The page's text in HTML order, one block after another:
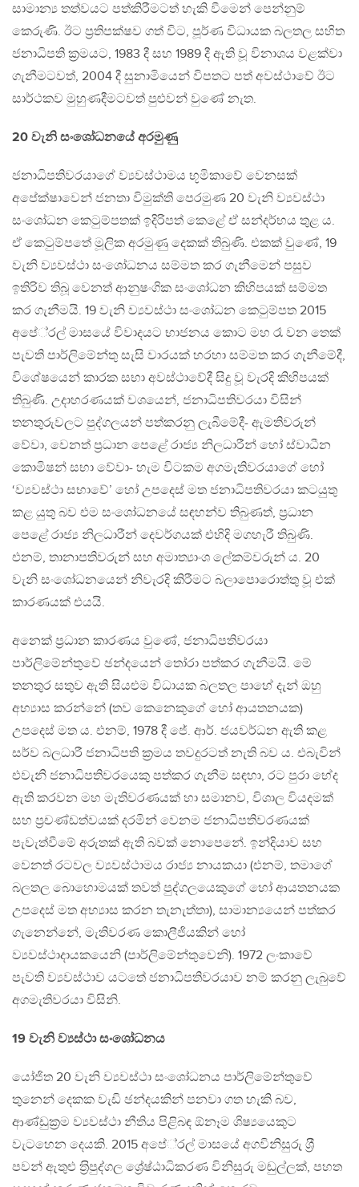
සාමාන්‍ය තත්වයට පත්කිරීමටත් හැකි වීමෙන් පෙන්නුම්
කෙරුණි. ඊට ප‍්‍රතිපක්ෂව ගත් විට, පූර්ණ විධායක බලතල සහිත
ජනාධිපති ක‍්‍රමයට, 1983 දී සහ 1989 දී ඇති වූ විනාශය වළක්වා
ගැනීමටවත්, 2004 දී සුනාමියෙන් විපතට පත් අවස්ථාවේ ඊට
සාර්ථකව මුහුණදීමටවත් පුළුවන් වුණේ නැත.
20 වැනි සංශෝධනයේ අරමුණු
ජනාධිපතිවරයාගේ ව්‍යවස්ථාමය භූමිකාවේ වෙනසක්
අපේක්ෂාවෙන් ජනතා විමුක්ති පෙරමුණ 20 වැනි ව්‍යවස්ථා
සංශෝධන කෙටුම්පතක් ඉදිරිපත් කෙළේ ඒ සන්දර්භය තුළ ය.
ඒ කෙටුම්පතේ මූලික අරමුණු දෙකක් තිබුණි. එකක් වුණේ, 19
වැනි ව්‍යවස්ථා සංශෝධනය සම්මත කර ගැනීමෙන් පසුව
ඉතිරිව තිබූ වෙනත් ආනුෂංගික සංශෝධන කිහිපයක් සම්මත
කර ගැනීමයි. 19 වැනි ව්‍යවස්ථා සංශෝධන කෙටුම්පත 2015
අපේ‍්‍රල් මාසයේ විවාදයට භාජනය කොට මහ රෑ වන තෙක්
පැවති පාර්ලිමේන්තු සැසි වාරයක් හරහා සම්මත කර ගැනීමේදී,
විශේෂයෙන් කාරක සභා අවස්ථාවේදී සිදු වූ වැරදි කිහිපයක්
තිබුණි. උදාහරණයක් වශයෙන්, ජනාධිපතිවරයා විසින්
තනතුරුවලට පුද්ගලයන් පත්කරනු ලැබීමේදී- ඇමතිවරුන්
වේවා, වෙනත් ප‍්‍රධාන පෙළේ රාජ්‍ය නිලධාරීන් හෝ ස්වාධීන
කොමිෂන් සභා වේවා- හැම විටකම අගමැතිවරයාගේ හෝ
‘ව්‍යවස්ථා සභාවේ’ හෝ උපදෙස් මත ජනාධිපතිවරයා කටයුතු
කළ යුතු බව එම සංශෝධනයේ සඳහන්ව තිබුණත්, ප‍්‍රධාන
පෙළේ රාජ්‍ය නිලධාරීන් දෙවර්ගයක් එහිදි මගහැරී තිබුණි.
එනම්, තානාපතිවරුන් සහ අමාත්‍යාංශ ලේකම්වරුන් ය. 20
වැනි සංශෝධනයෙන් නිවැරදි කිරීමට බලාපොරොත්තු වූ එක්
කාරණයක් එයයි.
අනෙක් ප‍්‍රධාන කාරණය වුණේ, ජනාධිපතිවරයා
පාර්ලිමේන්තුවේ ඡන්දයෙන් තෝරා පත්කර ගැනීමයි. මේ
තනතුර සතුව ඇති සියළුම විධායක බලතල පාහේ දැන් ඔහු
අභ්‍යාස කරන්නේ (තව කෙනෙකුගේ හෝ ආයතනයක)
උපදෙස් මත ය. එනම්, 1978 දී ජේ. ආර්. ජයවර්ධන ඇති කළ
සර්ව බලධාරී ජනාධිපති ක‍්‍රමය තවදුරටත් නැති බව ය. එබැවින්
එවැනි ජනාධිපතිවරයෙකු පත්කර ගැනීම සඳහා, රට පුරා භේද
ඇති කරවන මහ මැතිවරණයක් හා සමානව, විශාල වියදමක්
සහ ප‍්‍රචණ්ඩත්වයක් දරමින් වෙනම ජනාධිපතිවරණයක්
පැවැත්වීමේ අරුතක් ඇති බවක් නොපෙනේ. ඉන්දියාව සහ
වෙනත් රටවල ව්‍යවස්ථාමය රාජ්‍ය නායකයා (එනම්, තමාගේ
බලතල බොහොමයක් තවත් පුද්ගලයෙකුගේ හෝ ආයතනයක
උපදෙස් මත අභ්‍යාස කරන තැනැත්තා), සාමාන්‍යයෙන් පත්කර
ගැනෙන්නේ, මැතිවරණ කොලීජියකින් හෝ
ව්‍යවස්ථාදායකයෙනි (පාර්ලිමේන්තුවෙනි). 1972 ලංකාවේ
පැවති ව්‍යවස්ථාව යටතේ ජනාධිපතිවරයාව නම් කරනු ලැබුවේ
අගමැතිවරයා විසිනි.
19 වැනි ව්‍යස්ථා සංශෝධනය
යෝජිත 20 වැනි ව්‍යවස්ථා සංශෝධනය පාර්ලිමේන්තුවේ
තුනෙන් දෙකක වැඩි ඡන්දයකින් පනවා ගත හැකි බව,
ආණ්ඩුක‍්‍රම ව්‍යවස්ථා නීතිය පිළිබඳ ඕනෑම ශිෂ්‍යයෙකුට
වැටහෙන දෙයකි. 2015 අපේ‍්‍රල් මාසයේ අගවිනිසුරු ශ‍්‍රී
පවන් ඇතුළු ත‍්‍රිපුද්ගල ශ්‍රේෂ්ඨාධිකරණ විනිසුරු මඬුල්ලක්, පහත